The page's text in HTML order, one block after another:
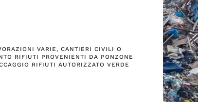
VARIE, CANTIERI CIVILI O
RIFIUTI PROVENIENTI DA PONZONE
RIFIUTI AUTORIZZATO VERDE